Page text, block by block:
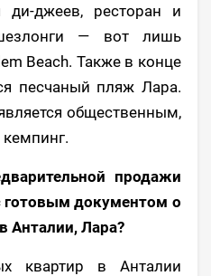
ди-джеев, ресторан и
— вот лишь
Beach. Также в конце
песчаный пляж Лара.
общественным,
продажи
документом о
Анталии, Лара?
квартир в Анталии